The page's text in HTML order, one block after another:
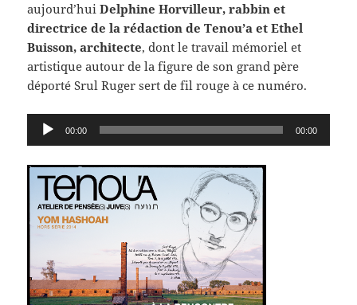
aujourd’huiDelphine Horvilleur, rabbin et
directrice de la rédaction de Tenou’a et Ethel
Buisson, architecte, dont le travail mémoriel et
artistique autour de la figure de son grand père
déporté Srul Ruger sert de fil rouge à ce numéro.
Lecteur
audio
00:00 00:00